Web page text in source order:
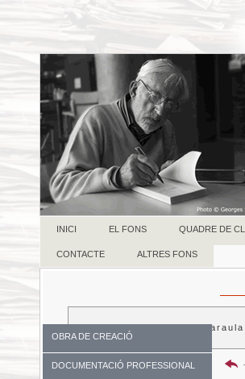
INICI EL FONS QUADRE DE
CONTACTE ALTRES FONS
OBRA DE CREACIÓ
DOCUMENTACIÓ PROFESSIONAL